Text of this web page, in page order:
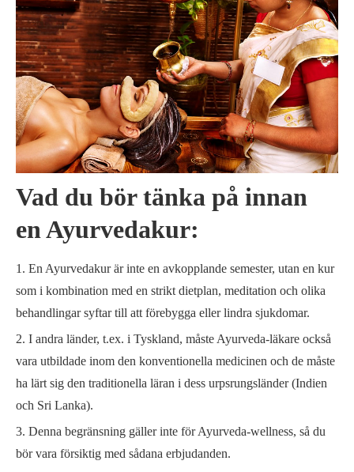
Vad du bör tänka på innan
en Ayurvedakur:
En Ayurvedakur är inte en avkopplande semester, utan en kur
som i kombination med en strikt dietplan, meditation och olika
behandlingar syftar till att förebygga eller lindra sjukdomar.
I andra länder, t.ex. i Tyskland, måste Ayurveda-läkare också
vara utbildade inom den konventionella medicinen och de måste
ha lärt sig den traditionella läran i dess urpsrungsländer (Indien
och Sri Lanka).
Denna begränsning gäller inte för Ayurveda-wellness, så du
bör vara försiktig med sådana erbjudanden.